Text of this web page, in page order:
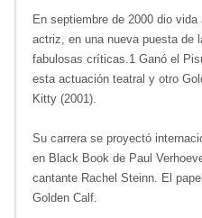
En septiembre de 2000 dio
actriz, en una nueva puesta de
fabulosas críticas.1​ Ganó el
esta actuación teatral y otro
Kitty (2001).
Su carrera se proyectó
en Black Book de Paul
cantante Rachel Steinn. El
Golden Calf.